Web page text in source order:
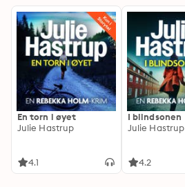
En torn i øyet
Julie Hastrup
4.1
I blindsonen
Julie Hastrup
4.2